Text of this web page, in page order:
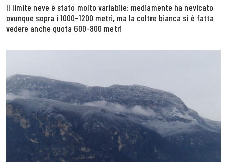
Il limite neve è stato molto variabile: mediamente ha nevicato
ovunque sopra i 1000-1200 metri, ma la coltre bianca si è fatta
vedere anche quota 600-800 metri